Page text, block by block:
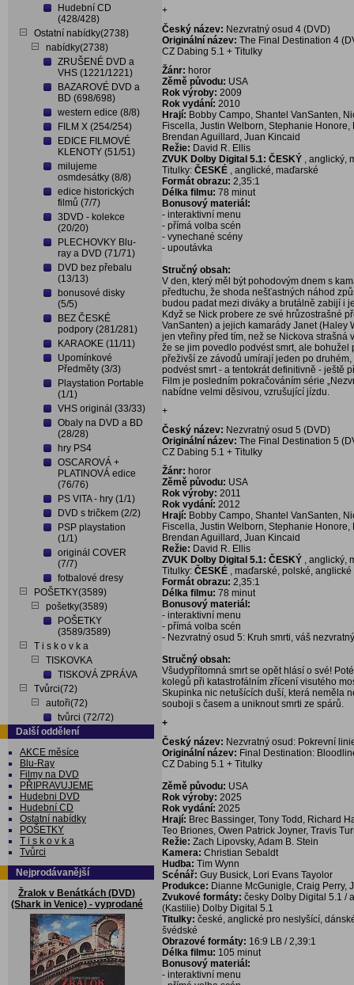
Hudební CD
(428/428)
Ostatní nabídky(2738)
nabídky(2738)
ZRUŠENÉ DVD a
VHS (1221/1221)
BAZAROVÉ DVD a
BD (698/698)
western edice (8/8)
FILM X (254/254)
EDICE FILMOVÉ
KLENOTY (51/51)
milujeme
osmdesátky (8/8)
edice historických
filmů (7/7)
3DVD - kolekce
(20/20)
PLECHOVKY Blu-
ray a DVD (71/71)
DVD bez přebalu
(13/13)
bonusové disky
(5/5)
BEZ ČESKÉ
podpory (281/281)
KARAOKE (11/11)
Upomínkové
Předměty (3/3)
Playstation Portable
(1/1)
VHS originál (33/33)
Obaly na DVD a BD
(28/28)
hry PS4
OSCAROVÁ +
PLATINOVÁ edice
(76/76)
PS VITA - hry (1/1)
DVD s tričkem (2/2)
PSP playstation
(1/1)
originál COVER
(7/7)
fotbalové dresy
POŠETKY(3589)
pošetky(3589)
POŠETKY
(3589/3589)
T i s k o v k a
TISKOVKA
TISKOVÁ ZPRÁVA
Tvůrci(72)
autoři(72)
tvůrci (72/72)
Další oddělení
AKCE měsíce
Blu-Ray
Filmy na DVD
PŘIPRAVUJEME
Hudebni DVD
Hudební CD
Ostatní nabídky
POŠETKY
T i s k o v k a
Tvůrci
Nejprodávanější
Žralok v Benátkách (DVD)
(Shark in Venice) - vyprodané
+
Český název: Nezvratný osud 4 (DVD)
Originální název: The Final Destination 4
CZ Dabing 5.1 + Titulky
Žánr: horor
Zěmě původu: USA
Rok výroby: 2009
Rok vydání: 2010
Hrají: Bobby Campo, Shantel VanSanten,
Fiscella, Justin Welborn, Stephanie
Brendan Aguillard, Juan Kincaid
Režie: David R. Ellis
ZVUK Dolby Digital 5.1: ČESKÝ , anglický,
Titulky: ČESKÉ , anglické, maďarské
Formát obrazu: 2,35:1
Délka filmu: 78 minut
Bonusový materiál:
- interaktivní menu
- přímá volba scén
- vynechané scény
- upoutávka
Stručný obsah:
V den, který měl být pohodovým dnem s
předtuchu, že shoda nešťastných náhod
budou padat mezi diváky a brutálně zabijí i
Když se Nick probere ze své hrůzostrašné
VanSanten) a jejich kamarády Janet
jen vteřiny před tím, než se Nickova
že se jim povedlo podvést smrt, ale
přeživší ze závodů umírají jeden po
podvést smrt - a tentokrát definitivně - ještě
Film je posledním pokračováním série
nabídne velmi děsivou, vzrušující jízdu.
+
Český název: Nezvratný osud 5 (DVD)
Originální název: The Final Destination 5
CZ Dabing 5.1 + Titulky
Žánr: horor
Zěmě původu: USA
Rok výroby: 2011
Rok vydání: 2012
Hrají: Bobby Campo, Shantel VanSanten,
Fiscella, Justin Welborn, Stephanie
Brendan Aguillard, Juan Kincaid
Režie: David R. Ellis
ZVUK Dolby Digital 5.1: ČESKÝ , anglický,
Titulky: ČESKÉ , maďarské, polské,
Formát obrazu: 2,35:1
Délka filmu: 78 minut
Bonusový materiál:
- interaktivní menu
- přímá volba scén
- Nezvratný osud 5: Kruh smrti, váš
Stručný obsah:
Všudypřítomná smrt se opět hlásí o své!
kolegů při katastrofálním zřícení visutého
Skupinka nic netušících duší, která neměla
souboji s časem a uniknout smrti ze spárů.
+
Český název: Nezvratný osud: Pokrevní
Originální název: Final Destination:
CZ Dabing 5.1 + Titulky
Zěmě původu: USA
Rok výroby: 2025
Rok vydání: 2025
Hrají: Brec Bassinger, Tony Todd, Richard
Teo Briones, Owen Patrick Joyner, Travis
Režie: Zach Lipovsky, Adam B. Stein
Kamera: Christian Sebaldt
Hudba: Tim Wynn
Scénář: Guy Busick, Lori Evans Tayolor
Produkce: Dianne McGunigle, Craig Perry,
Zvukové formáty: česky Dolby Digital 5.1 /
(Kastilie) Dolby Digital 5.1
Titulky: české, anglické pro neslyšící,
švédské
Obrazové formáty: 16:9 LB / 2,39:1
Délka filmu: 105 minut
Bonusový materiál:
- interaktivní menu